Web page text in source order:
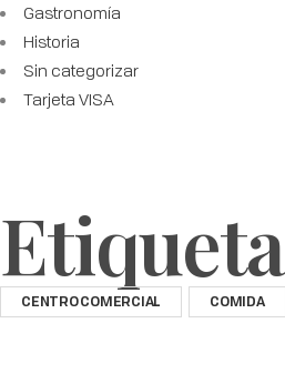
Gastronomía
Historia
Sin categorizar
Tarjeta VISA
CENTRO COMERCIAL COMIDA